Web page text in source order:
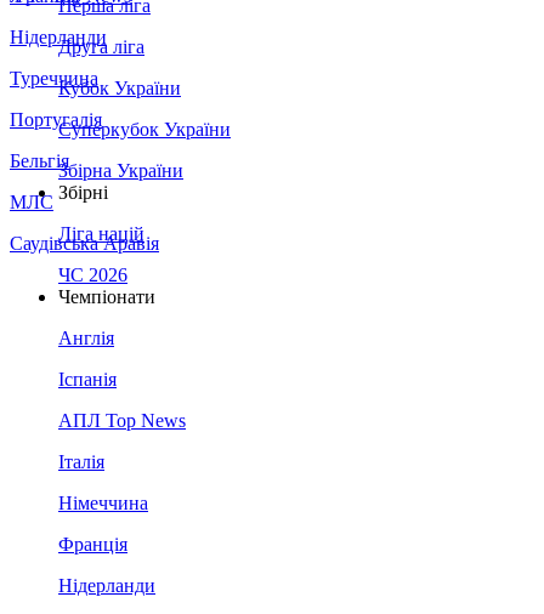
Нідерланди
Туреччина
Португалія
Бельгія
МЛС
Саудівська Аравія
Перша ліга
Друга ліга
Кубок України
Суперкубок України
Збірна України
Збірні
Ліга націй
ЧС 2026
Чемпіонати
Англія
Іспанія
АПЛ Top News
Італія
Німеччина
Франція
Нідерланди